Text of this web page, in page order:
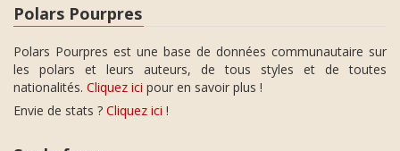
Polars Pourpres
Polars Pourpres est une base de données communautaire sur
les polars et leurs auteurs, de tous styles et de toutes
nationalités. Cliquez ici pour en savoir plus !
Envie de stats ? Cliquez ici !